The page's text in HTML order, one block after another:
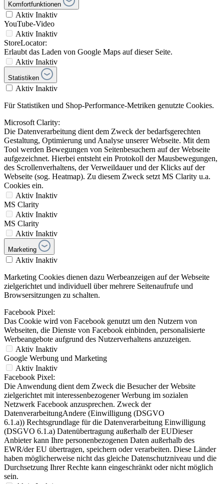
Komfortfunktionen
Aktiv Inaktiv
YouTube-Video
Aktiv Inaktiv
StoreLocator:
Erlaubt das Laden von Google Maps auf dieser Seite.
Aktiv Inaktiv
Statistiken
Aktiv Inaktiv
Für Statistiken und Shop-Performance-Metriken genutzte Cookies.
Microsoft Clarity:
Die Datenverarbeitung dient dem Zweck der bedarfsgerechten
Gestaltung, Optimierung und Analyse unserer Webseite. Mit dem
Tool werden Bewegungen von Seitenbesuchern auf der Webseite
aufgezeichnet. Hierbei entsteht ein Protokoll der Mausbewegungen,
des Scrollenverhaltens, der Verweildauer und der Klicks auf der
Webseite (sog. Heatmap). Zu diesem Zweck setzt MS Clarity u.a.
Cookies ein.
Aktiv Inaktiv
MS Clarity
Aktiv Inaktiv
MS Clarity
Aktiv Inaktiv
Marketing
Aktiv Inaktiv
Marketing Cookies dienen dazu Werbeanzeigen auf der Webseite
zielgerichtet und individuell über mehrere Seitenaufrufe und
Browsersitzungen zu schalten.
Facebook Pixel:
Das Cookie wird von Facebook genutzt um den Nutzern von
Webseiten, die Dienste von Facebook einbinden, personalisierte
Werbeangebote aufgrund des Nutzerverhaltens anzuzeigen.
Aktiv Inaktiv
Google Werbung und Marketing
Aktiv Inaktiv
Facebook Pixel:
Die Anwendung dient dem Zweck die Besucher der Website
zielgerichtet mit interessenbezogener Werbung im sozialen
Netzwerk Facebook anzusprechen. Zweck der
DatenverarbeitungAndere (Einwilligung (DSGVO
6.1.a)) Rechtsgrundlage für die Datenverarbeitung Einwilligung
(DSGVO 6.1.a) Datenübertragung außerhalb der EUDieser
Anbieter kann Ihre personenbezogenen Daten außerhalb des
EWR/der EU übertragen, speichern oder verarbeiten. Diese Länder
haben möglicherweise nicht das gleiche Datenschutzniveau und die
Durchsetzung Ihrer Rechte kann eingeschränkt oder nicht möglich
sein.